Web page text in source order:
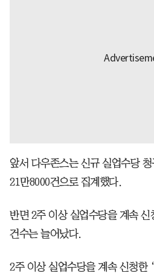
앞서 다우존스는 신규 실업수당
21만8000건으로 집계했다.
반면 2주 이상 실업수당을 계속 신
건수는 늘어났다.
2주 이상 실업수당을 계속 신청한